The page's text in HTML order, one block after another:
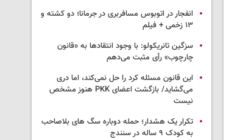
انفجار در اتوبوس مسافربری در جرمانا؛ دو کشته و
۱۳ زخمی + فیلم
سزگین تانریکولو: با وجود انتقادها به «قانون
چارچوب» رأی مثبت می‌دهم
این قانون مسئله کرد را حل نمی‌کند، اما دری
می‌گشاید/ بازگشت اعضای PKK هنوز مشخص
نیست
تکرار یک هشدار؛ حمله دوباره سگ های بلاصاحب
به کودک ۹ ساله در سنندج